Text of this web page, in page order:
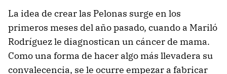
La idea de crear las Pelonas surge en los
primeros meses del año pasado, cuando a Mariló
Rodríguez le diagnostican un cáncer de mama.
Como una forma de hacer algo más llevadera su
convalecencia, se le ocurre empezar a fabricar